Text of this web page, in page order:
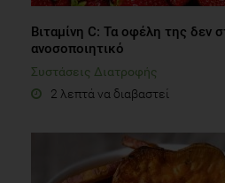
Βιταμίνη C: Τα οφέλη της δεν
ανοσοποιητικό
Συστάσεις Διατροφής
2 λεπτά να διαβαστεί